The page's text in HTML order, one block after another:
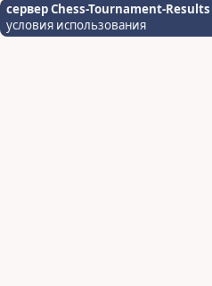
сервер Chess-Tournament-Results
условия использования